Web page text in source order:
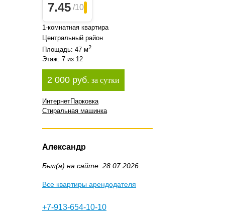
7.45 /10
1-комнатная квартира
Центральный район
Площадь: 47 м2
Этаж: 7 из 12
2 000 руб. за сутки
ИнтернетПарковка
Стиральная машинка
Александр
Был(а) на сайте: 28.07.2026.
Все квартиры арендодателя
+7-913-654-10-10